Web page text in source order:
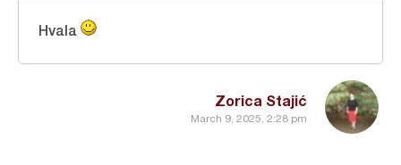
Zorica Stajić
March 9, 2025, 2:28 pm
Hvala